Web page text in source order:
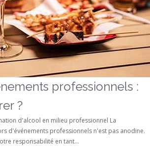
professionnels :
?
d'alcool en milieu professionnel La
d'événements professionnels n'est pas anodine.
responsabilité en tant...